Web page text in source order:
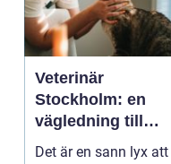
Veterinär
Stockholm: en
vägledning till
vård i hemmiljö
Det är en sann lyx att